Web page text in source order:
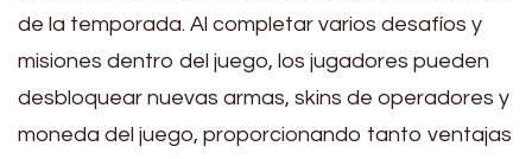
de la temporada. Al completar varios desafíos y
misiones dentro del juego, los jugadores pueden
desbloquear nuevas armas, skins de operadores y
moneda del juego, proporcionando tanto ventajas